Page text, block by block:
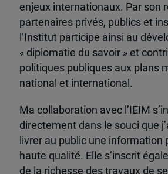
enjeux internationaux. Par son
partenaires privés, publics et
l’Institut participe ainsi au
« diplomatie du savoir » et
politiques publiques aux plans
national et international.
Ma collaboration avec l’IEIM
directement dans le souci que
livrer au public une information
haute qualité. Elle s’inscrit
de la richesse des travaux de